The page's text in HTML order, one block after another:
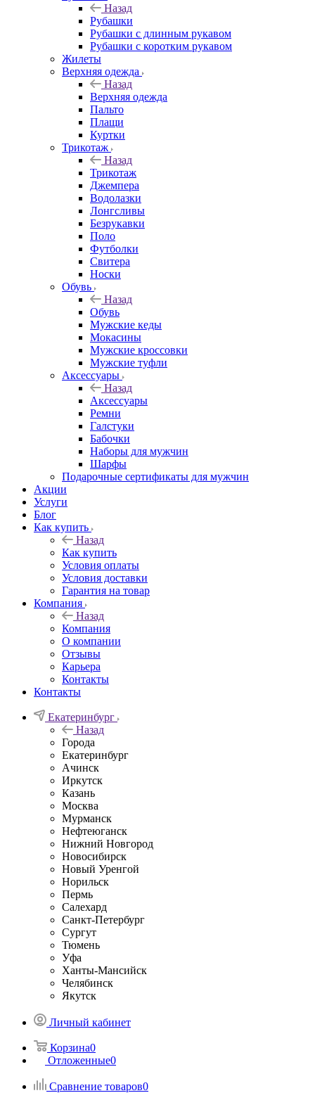
Назад
Рубашки
Рубашки с длинным рукавом
Рубашки с коротким рукавом
Жилеты
Верхняя одежда
Назад
Верхняя одежда
Пальто
Плащи
Куртки
Трикотаж
Назад
Трикотаж
Джемпера
Водолазки
Лонгсливы
Безрукавки
Поло
Футболки
Свитера
Носки
Обувь
Назад
Обувь
Мужские кеды
Мокасины
Мужские кроссовки
Мужские туфли
Аксессуары
Назад
Аксессуары
Ремни
Галстуки
Бабочки
Наборы для мужчин
Шарфы
Подарочные сертификаты для мужчин
Акции
Услуги
Блог
Как купить
Назад
Как купить
Условия оплаты
Условия доставки
Гарантия на товар
Компания
Назад
Компания
О компании
Отзывы
Карьера
Контакты
Контакты
Екатеринбург
Назад
Города
Екатеринбург
Ачинск
Иркутск
Казань
Москва
Мурманск
Нефтеюганск
Нижний Новгород
Новосибирск
Новый Уренгой
Норильск
Пермь
Салехард
Санкт-Петербург
Сургут
Тюмень
Уфа
Ханты-Мансийск
Челябинск
Якутск
Личный кабинет
Корзина0
Отложенные0
Сравнение товаров0